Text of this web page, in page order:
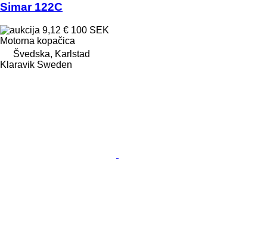
Simar 122C
9,12 € 100 SEK
Motorna kopačica
Švedska, Karlstad
Klaravik Sweden